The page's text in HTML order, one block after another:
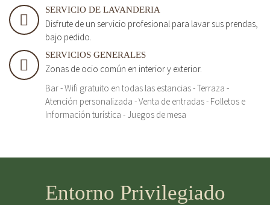
SERVICIO DE LAVANDERIA
Disfrute de un servicio profesional para lavar sus prendas,
bajo pedido.
SERVICIOS GENERALES
Zonas de ocio común en interior y exterior.
Bar - Wifi gratuito en todas las estancias - Terraza -
Atención personalizada - Venta de entradas - Folletos e
Información turística - Juegos de mesa
Entorno Privilegiado